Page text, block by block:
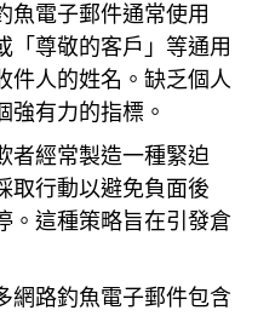
魚電子郵件通常使用
「尊敬的客戶」等通用
件人的姓名。缺乏個人
強有力的指標。
者經常製造一種緊迫
取行動以避免負面後
。這種策略旨在引發倉
網路釣魚電子郵件包含